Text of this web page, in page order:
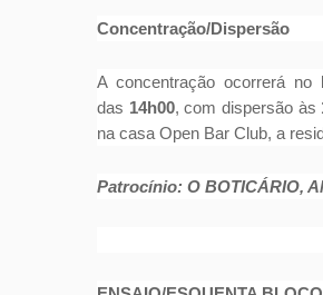
Concentração/Dispersão
A concentração ocorrerá no
das 14h00, com dispersão às
na casa Open Bar Club, a
Patrocínio: O BOTICÁRIO,